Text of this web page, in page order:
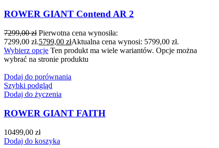
ROWER GIANT Contend AR 2
7299,00zł Pierwotna cena wynosiła:
7299,00 zł.5799,00 złAktualna cena wynosi: 5799,00 zł.
Wybierz opcje Ten produkt ma wiele wariantów. Opcje można
wybrać na stronie produktu
Dodaj do porównania
Szybki podgląd
Dodaj do życzenia
ROWER GIANT FAITH
10499,00 zł
Dodaj do koszyka